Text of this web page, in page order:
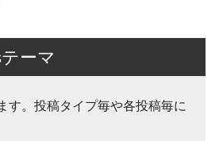
ーマ
す。投稿タイプ毎や各投稿毎に